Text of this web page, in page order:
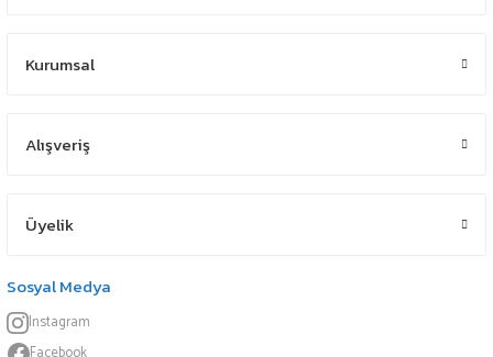
Kurumsal
Alışveriş
Üyelik
Sosyal Medya
Instagram